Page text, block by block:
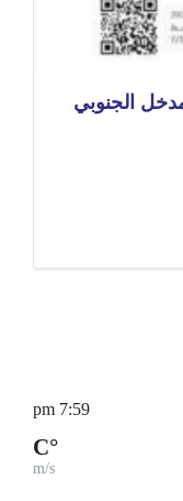
الجنوبي
7:59 pm
°C
m/s